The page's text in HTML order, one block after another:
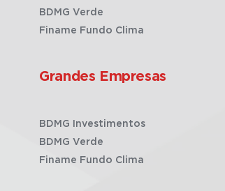
BDMG Verde
Finame Fundo Clima
Grandes Empresas
BDMG Investimentos
BDMG Verde
Finame Fundo Clima